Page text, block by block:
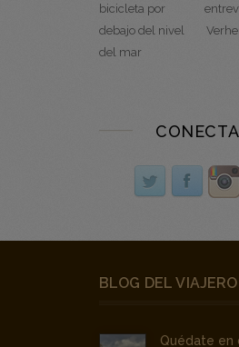
del mar
BLOG DEL VIAJERO